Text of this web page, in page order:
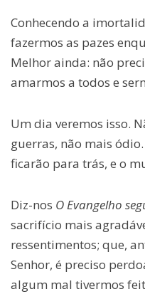
Conhecendo a
fazermos as pazes
Melhor ainda: não
amarmos a todos e
Um dia veremos isso.
guerras, não mais
ficarão para trás, e o
Diz-nos O Evangelho
sacrifício mais
ressentimentos; que,
Senhor, é preciso
algum mal tivermos